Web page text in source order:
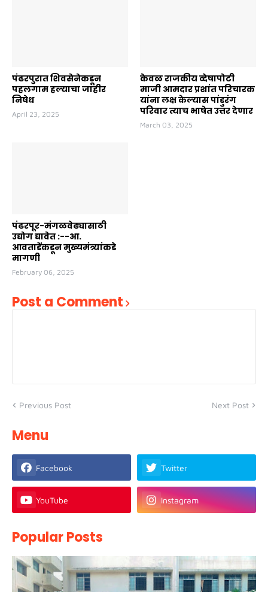
पंढरपुरात शिवसेनेकडून
पहलगाम हल्याचा जाहीर
निषेध
April 23, 2025
केवळ राजकीय व्देषापोटी
माजी आमदार प्रशांत परिचारक
यांना लक्ष केल्यास पांडुरंग
परिवार त्याच भाषेत उत्तर देणार
March 03, 2025
पंढरपूर-मंगळवेढ्यासाठी
उद्योग द्यावेत :--आ.
आवताडेंकडून मुख्यमंत्र्यांकडे
मागणी
February 06, 2025
Post a Comment
Previous Post Next Post
Menu
Facebook Twitter
YouTube Instagram
Popular Posts